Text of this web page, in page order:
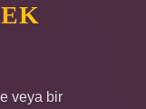
veya bir